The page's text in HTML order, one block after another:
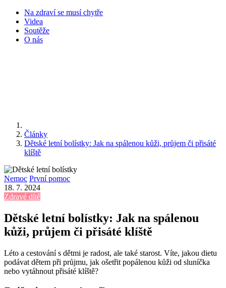
Na zdraví se musí chytře
Videa
Soutěže
O nás
Články
Dětské letní bolístky: Jak na spálenou kůži, průjem či přisáté
klíště
Nemoc První pomoc
18. 7. 2024
Zdravé dítě
Dětské letní bolístky: Jak na spálenou
kůži, průjem či přisáté klíště
Léto a cestování s dětmi je radost, ale také starost. Víte, jakou dietu
podávat dětem při průjmu, jak ošetřit popálenou kůži od sluníčka
nebo vytáhnout přisáté klíště?